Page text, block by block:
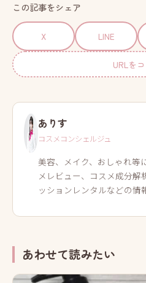
この記事をシェア
X LINE
URLを
ありす
コスメコンシェルジュ
美容、メイク、おしゃれ等
メレビュー、コスメ成分解
ッションレンタルなどの情
あわせて読みたい